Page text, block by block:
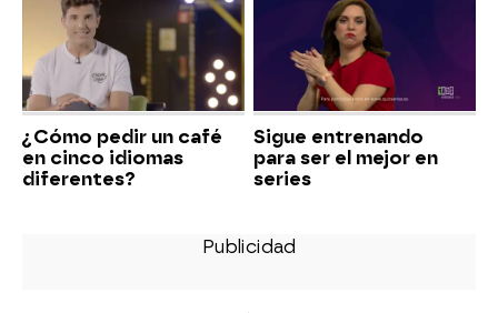
¿Cómo pedir un café
en cinco idiomas
diferentes?
Sigue entrenando
para ser el mejor en
series